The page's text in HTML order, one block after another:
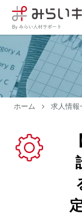
ホーム 求人情報